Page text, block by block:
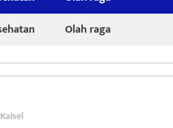
Olah raga